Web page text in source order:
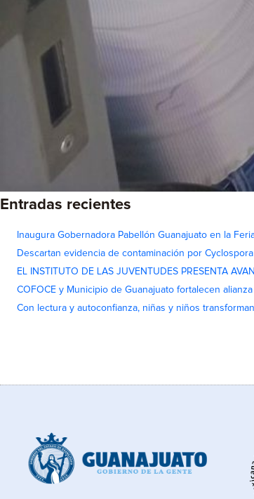
Entradas recientes
Inaugura Gobernadora Pabellón Guanajuato en la
Descartan evidencia de contaminación por
EL INSTITUTO DE LAS JUVENTUDES PRESENTA
COFOCE y Municipio de Guanajuato fortalecen
Con lectura y autoconfianza, niñas y niños